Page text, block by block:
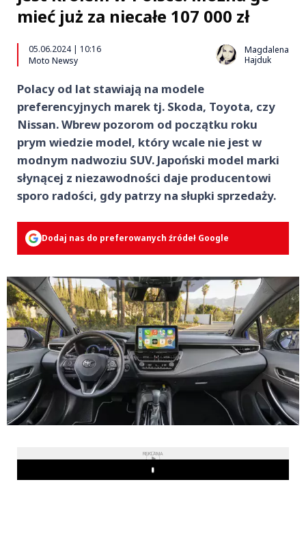
mieć już za niecałe 107 000 zł
05.06.2024 | 10:16
Moto Newsy
Magdalena
Hajduk
Polacy od lat stawiają na modele
preferencyjnych marek tj. Skoda, Toyota, czy
Nissan. Wbrew pozorom od początku roku
prym wiedzie model, który wcale nie jest w
modnym nadwoziu SUV. Japoński model marki
słynącej z niezawodności daje producentowi
sporo radości, gdy patrzy na słupki sprzedaży.
Dodaj nas do preferowanych źródeł Google
REKLAMA
Play